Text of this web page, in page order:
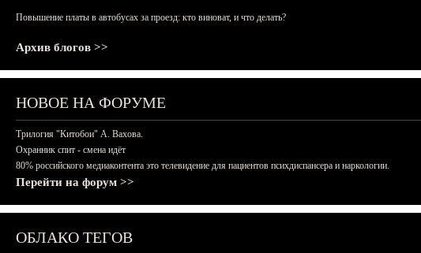
Повышение платы в автобусах за проезд: кто виноват, и что делать?
Архив блогов >>
НОВОЕ НА ФОРУМЕ
Трилогия "Китобои" А. Вахова.
Охранник спит - смена идёт
80% российского медиаконтента это телевидение для пациентов психдиспансера и наркологии.
Перейти на форум >>
ОБЛАКО ТЕГОВ